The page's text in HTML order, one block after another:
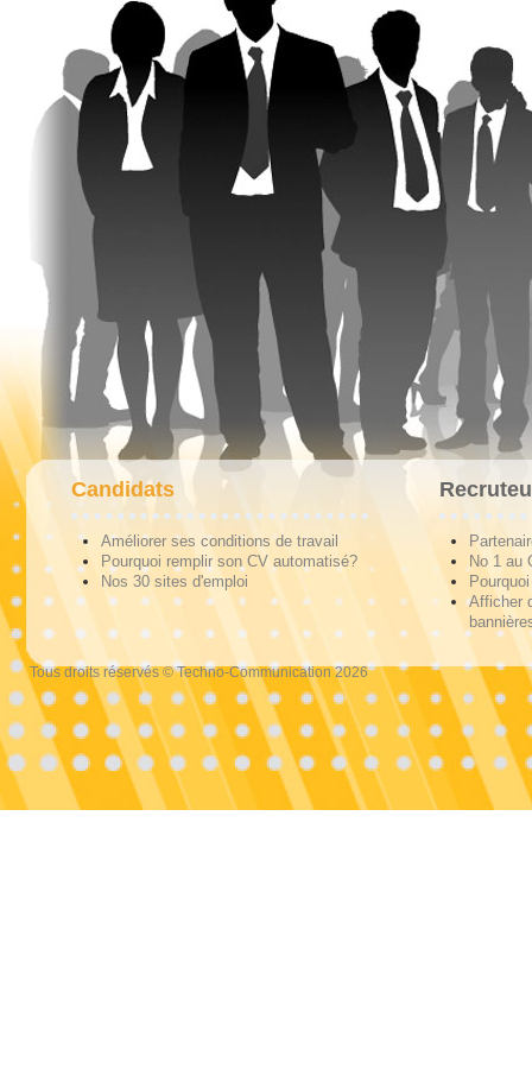
Candidats
Améliorer ses conditions de travail
Pourquoi remplir son CV automatisé?
Nos 30 sites d'emploi
No 1 au
Afficher
Tous droits réservés © Techno-Communication 2026